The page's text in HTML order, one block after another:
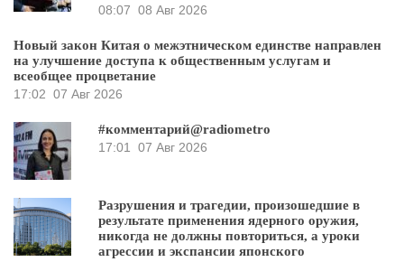
08:07 08 Авг 2026
Новый закон Китая о межэтническом единстве направлен
на улучшение доступа к общественным услугам и
всеобщее процветание
17:02 07 Авг 2026
#комментарий@radiometro
17:01
07 Авг 2026
Разрушения и трагедии, произошедшие в
результате применения ядерного оружия,
никогда не должны повториться, а уроки
агрессии и экспансии японского